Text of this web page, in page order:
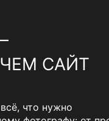
САЙТ
что нужно